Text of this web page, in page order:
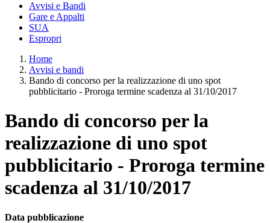
Avvisi e Bandi
Gare e Appalti
SUA
Espropri
Home
Avvisi e bandi
Bando di concorso per la realizzazione di uno spot
pubblicitario - Proroga termine scadenza al 31/10/2017
Bando di concorso per la
realizzazione di uno spot
pubblicitario - Proroga termine
scadenza al 31/10/2017
Data pubblicazione